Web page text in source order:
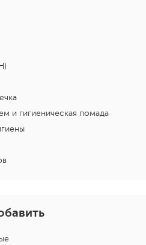
и гигиеническая помада